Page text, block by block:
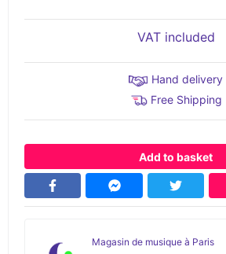
VAT included
Hand delivery
Free Shipping
Add to basket
Magasin de musique à Paris